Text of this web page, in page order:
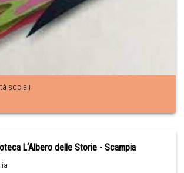
sociali
L‘Albero delle Storie - Scampia